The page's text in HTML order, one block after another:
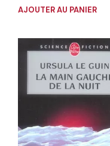
AJOUTER AU PANIER